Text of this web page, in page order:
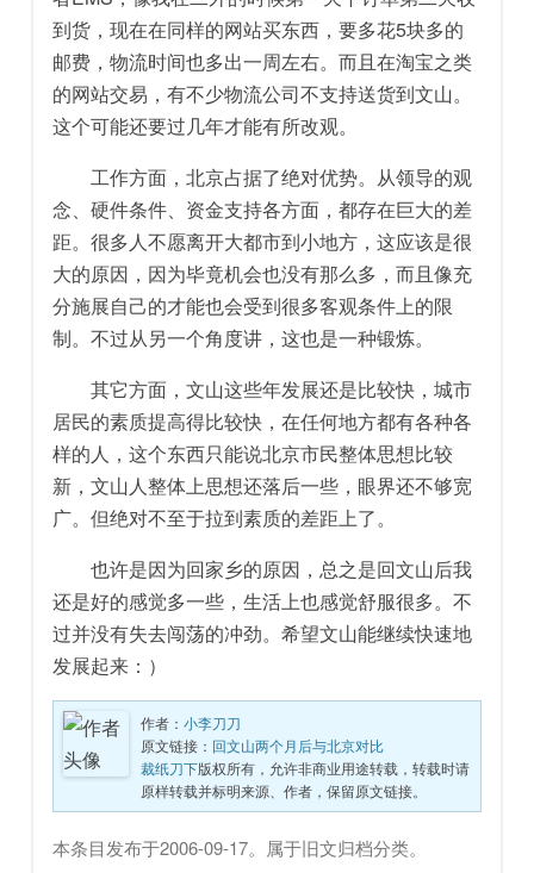
到货，现在在同样的网站买东西，要多花5块多的
邮费，物流时间也多出一周左右。而且在淘宝之类
的网站交易，有不少物流公司不支持送货到文山。
这个可能还要过几年才能有所改观。
工作方面，北京占据了绝对优势。从领导的观
念、硬件条件、资金支持各方面，都存在巨大的差
距。很多人不愿离开大都市到小地方，这应该是很
大的原因，因为毕竟机会也没有那么多，而且像充
分施展自己的才能也会受到很多客观条件上的限
制。不过从另一个角度讲，这也是一种锻炼。
其它方面，文山这些年发展还是比较快，城市
居民的素质提高得比较快，在任何地方都有各种各
样的人，这个东西只能说北京市民整体思想比较
新，文山人整体上思想还落后一些，眼界还不够宽
广。但绝对不至于拉到素质的差距上了。
也许是因为回家乡的原因，总之是回文山后我
还是好的感觉多一些，生活上也感觉舒服很多。不
过并没有失去闯荡的冲劲。希望文山能继续快速地
发展起来：）
作者：小李刀刀
原文链接： 回文山两个月后与北京对比
裁纸刀下版权所有，允许非商业用途转载，转载时请
原样转载并标明来源、作者，保留原文链接。
本条目发布于2006-09-17。属于旧文归档分类。